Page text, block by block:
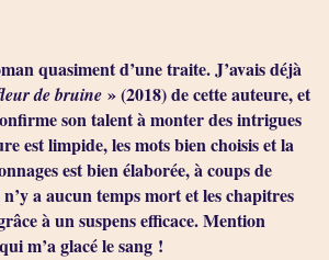
quasiment d’une traite. J’avais déjà
de bruine » (2018) de cette auteure, et
son talent à monter des intrigues
est limpide, les mots bien choisis et la
est bien élaborée, à coups de
a aucun temps mort et les chapitres
à un suspens efficace. Mention
m’a glacé le sang !